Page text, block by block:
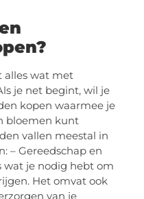
alles wat met
je net begint, wil je
kopen waarmee je
bloemen kunt
vallen meestal in
– Gereedschap en
wat je nodig hebt om
Het omvat ook
van je